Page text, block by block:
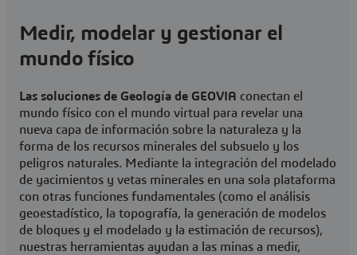
Visitar una comunidad de usuarios de GEOVIA
Medir, modelar y gestionar el
mundo físico
Las soluciones de Geología de GEOVIA conectan el
mundo físico con el mundo virtual para revelar una
nueva capa de información sobre la naturaleza y la
forma de los recursos minerales del subsuelo y los
peligros naturales. Mediante la integración del modelado
de yacimientos y vetas minerales en una sola plataforma
con otras funciones fundamentales (como el análisis
geoestadístico, la topografía, la generación de modelos
de bloques y el modelado y la estimación de recursos),
nuestras herramientas ayudan a las minas a medir,